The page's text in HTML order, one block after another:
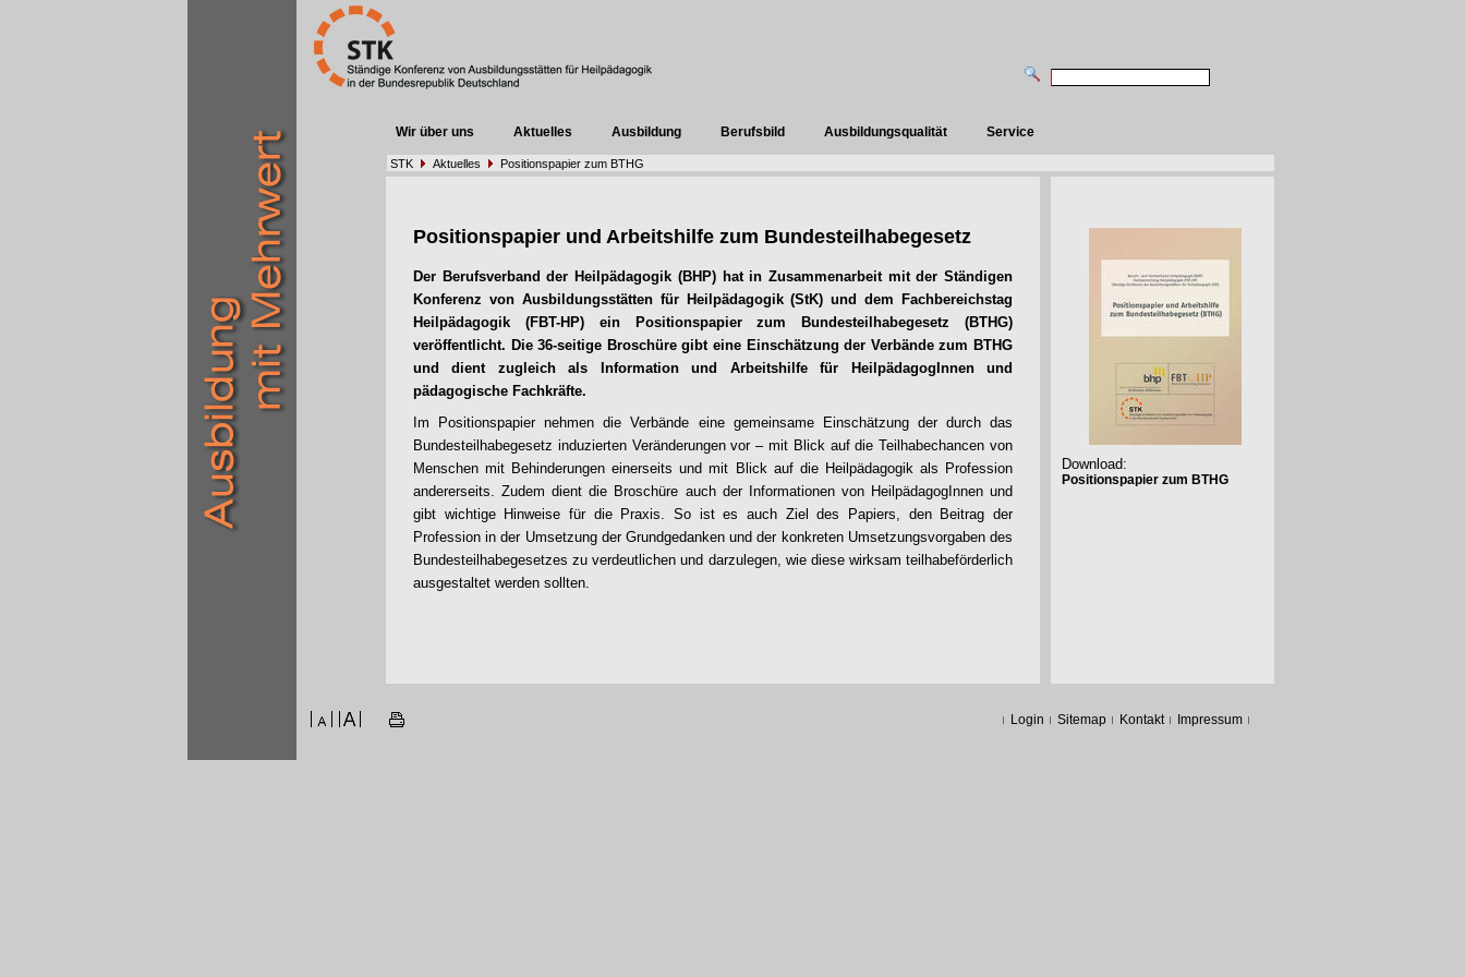
Wir über uns Aktuelles Ausbildung Berufsbild Ausbildungsqualität Service
STK Aktuelles Positionspapier zum BTHG
Positionspapier und Arbeitshilfe zum Bundesteilhabegesetz
Der Berufsverband der Heilpädagogik (BHP) hat in Zusammenarbeit mit der Ständigen
Konferenz von Ausbildungsstätten für Heilpädagogik (StK) und dem Fachbereichstag
Heilpädagogik (FBT-HP) ein Positionspapier zum Bundesteilhabegesetz (BTHG)
veröffentlicht. Die 36-seitige Broschüre gibt eine Einschätzung der Verbände zum BTHG
und dient zugleich als Information und Arbeitshilfe für HeilpädagogInnen und
pädagogische Fachkräfte.
Im Positionspapier nehmen die Verbände eine gemeinsame Einschätzung der durch das
Bundesteilhabegesetz induzierten Veränderungen vor – mit Blick auf die Teilhabechancen von
Menschen mit Behinderungen einerseits und mit Blick auf die Heilpädagogik als Profession
andererseits. Zudem dient die Broschüre auch der Informationen von HeilpädagogInnen und
gibt wichtige Hinweise für die Praxis. So ist es auch Ziel des Papiers, den Beitrag der
Profession in der Umsetzung der Grundgedanken und der konkreten Umsetzungsvorgaben des
Bundesteilhabegesetzes zu verdeutlichen und darzulegen, wie diese wirksam teilhabeförderlich
ausgestaltet werden sollten.
Download:
Positionspapier zum BTHG
Login Sitemap Kontakt Impressum